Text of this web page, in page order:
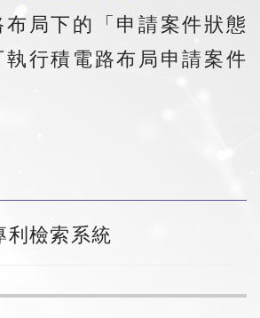
局下的「申請案件狀態
行積電路布局申請案件
利檢索系統